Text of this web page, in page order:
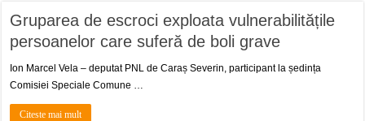
Gruparea de escroci exploata vulnerabilitățile
persoanelor care suferă de boli grave
Ion Marcel Vela – deputat PNL de Caraș Severin, participant la ședința
Comisiei Speciale Comune …
Citeste mai mult